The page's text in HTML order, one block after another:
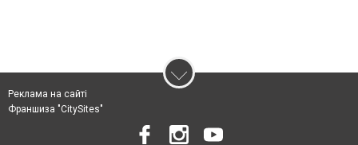
Реклама на сайті
Франшиза "CitySites"